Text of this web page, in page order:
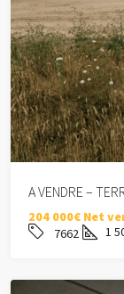
A VENDRE –
204 000€ Net
7662
1